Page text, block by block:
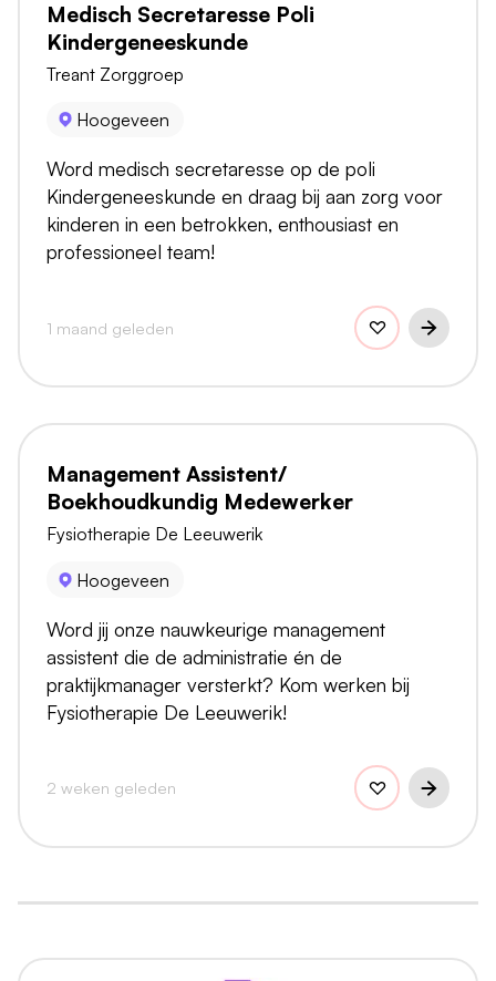
Medisch Secretaresse Poli
Kindergeneeskunde
Treant Zorggroep
Hoogeveen
Word medisch secretaresse op de poli
Kindergeneeskunde en draag bij aan zorg voor
kinderen in een betrokken, enthousiast en
professioneel team!
1 maand geleden
Management Assistent/
Boekhoudkundig Medewerker
Fysiotherapie De Leeuwerik
Hoogeveen
Word jij onze nauwkeurige management
assistent die de administratie én de
praktijkmanager versterkt? Kom werken bij
Fysiotherapie De Leeuwerik!
2 weken geleden